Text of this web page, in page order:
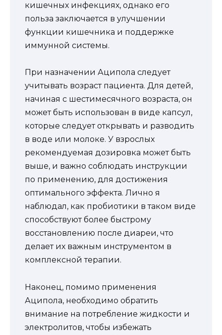
кишечных инфекциях, однако его
польза заключается в улучшении
функции кишечника и поддержке
иммунной системы.
При назначении Аципола следует
учитывать возраст пациента. Для детей,
начиная с шестимесячного возраста, он
может быть использован в виде капсул,
которые следует открывать и разводить
в воде или молоке. У взрослых
рекомендуемая дозировка может быть
выше, и важно соблюдать инструкции
по применению, для достижения
оптимального эффекта. Лично я
наблюдал, как пробиотики в таком виде
способствуют более быстрому
восстановлению после диареи, что
делает их важным инструментом в
комплексной терапии.
Наконец, помимо применения
Аципола, необходимо обратить
внимание на потребление жидкости и
электролитов, чтобы избежать